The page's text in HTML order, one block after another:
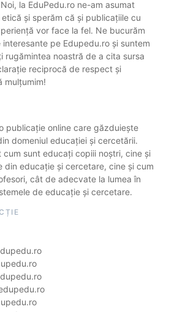
la EduPedu.ro ne-am asumat
și sperăm că și publicațiile cu
vor face la fel. Ne bucurăm
pe Edupedu.ro și suntem
rugămintea noastră de a cita sursa
reciprocă de respect și
mulțumim!
publicație online care găzduiește
domeniul educației și cercetării.
cum sunt educați copiii noștri, cine și
din educație și cercetare, cine și cum
cât de adecvate la lumea în
de educație și cercetare.